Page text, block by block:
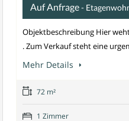
Auf Anfrage-
Objektbeschreibung Hier
. Zum Verkauf steht eine
Mehr Details
72 m²
1 Zimmer